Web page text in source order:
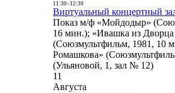
11:30- 12:30
Виртуальный концертный
Показ м/ф «Мойдодыр»
16 мин.); «Ивашка из Дворца
(Союзмультфильм, 1981, 10
Ромашкова»
(Ульяновой, 1, зал № 12)
11
Августа